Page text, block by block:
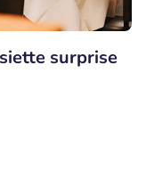
surprise